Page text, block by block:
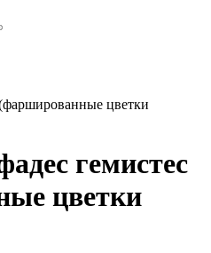
цветки
гемистес
цветки